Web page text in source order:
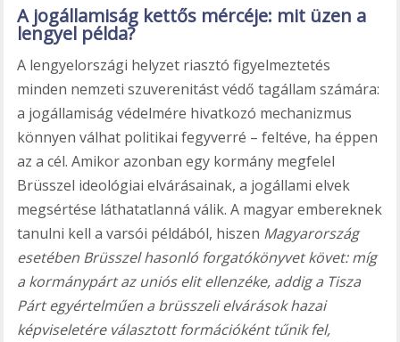
A jogállamiság kettős mércéje: mit üzen a
lengyel példa?
A lengyelországi helyzet riasztó figyelmeztetés
minden nemzeti szuverenitást védő tagállam számára:
a jogállamiság védelmére hivatkozó mechanizmus
könnyen válhat politikai fegyverré – feltéve, ha éppen
az a cél. Amikor azonban egy kormány megfelel
Brüsszel ideológiai elvárásainak, a jogállami elvek
megsértése láthatatlanná válik. A magyar embereknek
tanulni kell a varsói példából, hiszen Magyarország
esetében Brüsszel hasonló forgatókönyvet követ: míg
a kormánypárt az uniós elit ellenzéke, addig a Tisza
Párt egyértelműen a brüsszeli elvárások hazai
képviseletére választott formációként tűnik fel,